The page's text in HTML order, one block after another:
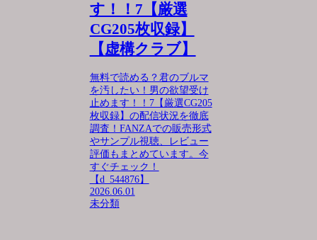
す！！7【厳選
CG205枚収録】
【虚構クラブ】
無料で読める？君のブルマ
を汚したい！男の欲望受け
止めます！！7【厳選CG205
枚収録】の配信状況を徹底
調査！FANZAでの販売形式
やサンプル視聴、レビュー
評価もまとめています。今
すぐチェック！
【d_544876】
2026.06.01
未分類